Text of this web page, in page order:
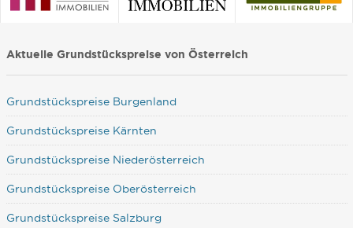
Aktuelle Grundstückspreise von Österreich
Grundstückspreise Burgenland
Grundstückspreise Kärnten
Grundstückspreise Niederösterreich
Grundstückspreise Oberösterreich
Grundstückspreise Salzburg